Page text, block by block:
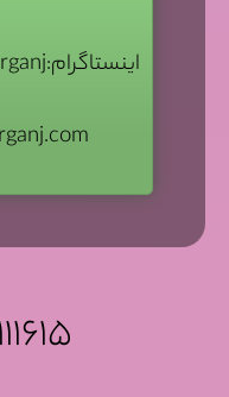
اینستاگرام:dr_zarganj
۰۲۱-